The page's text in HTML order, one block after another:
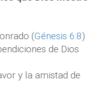
(Génesis 6:8)
de Dios
y la amistad de